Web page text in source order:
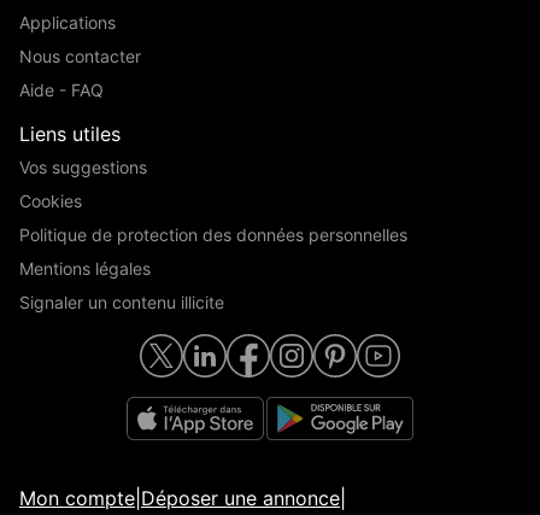
Applications
Nous contacter
Aide - FAQ
Liens utiles
Vos suggestions
Cookies
Politique de protection des données personnelles
Mentions légales
Signaler un contenu illicite
Mon compte Déposer une annonce